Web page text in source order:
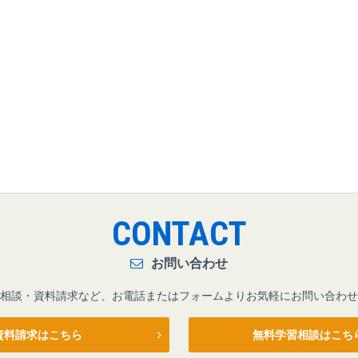
CONTACT
お問い合わせ
談・資料請求など、お電話またはフォームよりお気軽にお問い合わ
料請求はこちら 無料学習相談はこち